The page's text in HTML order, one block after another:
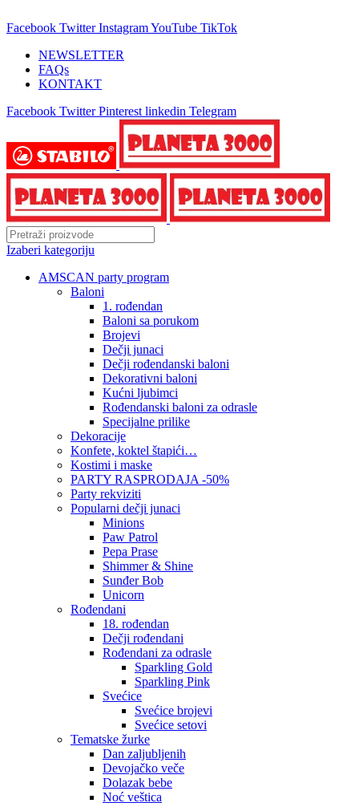
Facebook Twitter InstagramYouTube TikTok
NEWSLETTER
FAQs
KONTAKT
Facebook Twitter Pinterest linkedin Telegram
Izaberi kategoriju
AMSCAN party program
Baloni
1. rođendan
Baloni sa porukom
Brojevi
Dečji junaci
Dečji rođendanski baloni
Dekorativni baloni
Kućni ljubimci
Rođendanski baloni za odrasle
Specijalne prilike
Dekoracije
Konfete, koktel štapići…
Kostimi i maske
PARTY RASPRODAJA -50%
Party rekviziti
Popularni dečji junaci
Minions
Paw Patrol
Pepa Prase
Shimmer & Shine
Sunđer Bob
Unicorn
Rođendani
18. rođendan
Dečji rođendani
Rođendani za odrasle
Sparkling Gold
Sparkling Pink
Svećice
Svećice brojevi
Svećice setovi
Tematske žurke
Dan zaljubljenih
Devojačko veče
Dolazak bebe
Noć veštica